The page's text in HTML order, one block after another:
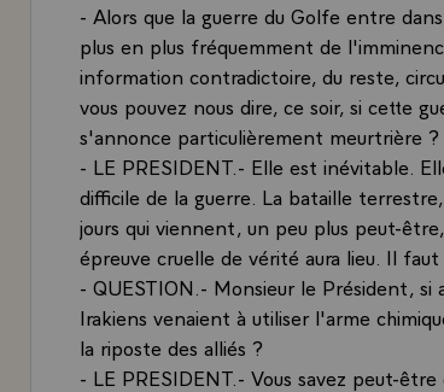
- Alors que la guerre du Golfe entre
plus en plus fréquemment de
information contradictoire, du reste,
vous pouvez nous dire, ce soir, si cette
s'annonce particulièrement meurtrière ?
- LE PRESIDENT.- Elle est inévitable.
difficile de la guerre. La bataille
jours qui viennent, un peu plus peut-
épreuve cruelle de vérité aura lieu. Il
- QUESTION.- Monsieur le Président,
Irakiens venaient à utiliser l'arme
la riposte des alliés ?
- LE PRESIDENT.- Vous savez peut-